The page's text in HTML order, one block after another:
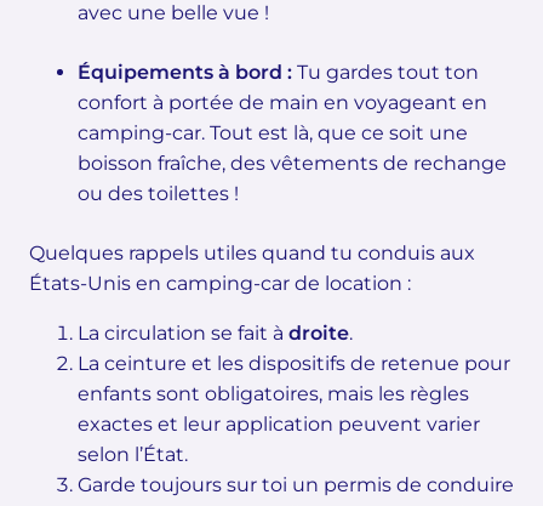
avec une belle vue !
Équipements à bord : Tu gardes tout ton
confort à portée de main en voyageant en
camping-car. Tout est là, que ce soit une
boisson fraîche, des vêtements de rechange
ou des toilettes !
Quelques rappels utiles quand tu conduis aux
États-Unis en camping-car de location :
La circulation se fait à droite.
La ceinture et les dispositifs de retenue pour
enfants sont obligatoires, mais les règles
exactes et leur application peuvent varier
selon l’État.
Garde toujours sur toi un permis de conduire